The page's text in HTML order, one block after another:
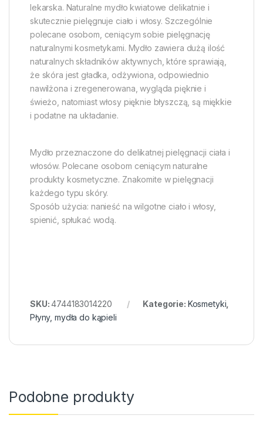
lekarska. Naturalne mydło kwiatowe delikatnie i
skutecznie pielęgnuje ciało i włosy. Szczególnie
polecane osobom, ceniącym sobie pielęgnację
naturalnymi kosmetykami. Mydło zawiera dużą ilość
naturalnych składników aktywnych, które sprawiają,
że skóra jest gładka, odżywiona, odpowiednio
nawilżona i zregenerowana, wygląda pięknie i
świeżo, natomiast włosy pięknie błyszczą, są miękkie
i podatne na układanie.
Mydło przeznaczone do delikatnej pielęgnacji ciała i
włosów. Polecane osobom ceniącym naturalne
produkty kosmetyczne. Znakomite w pielęgnacji
każdego typu skóry.
Sposób użycia: nanieść na wilgotne ciało i włosy,
spienić, spłukać wodą.
SKU:4744183014220 Kategorie: Kosmetyki
Płyny, mydła do kąpieli
Podobne produkty